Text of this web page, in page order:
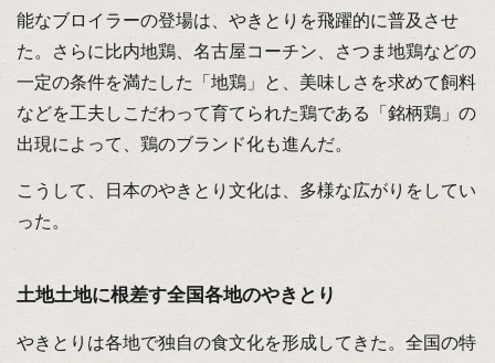
能なブロイラーの登場は、やきとりを飛躍的に普及させ
た。さらに比内地鶏、名古屋コーチン、さつま地鶏などの
一定の条件を満たした「地鶏」と、美味しさを求めて飼料
などを工夫しこだわって育てられた鶏である「銘柄鶏」の
出現によって、鶏のブランド化も進んだ。
こうして、日本のやきとり文化は、多様な広がりをしてい
った。
土地土地に根差す全国各地のやきとり
やきとりは各地で独自の食文化を形成してきた。全国の特